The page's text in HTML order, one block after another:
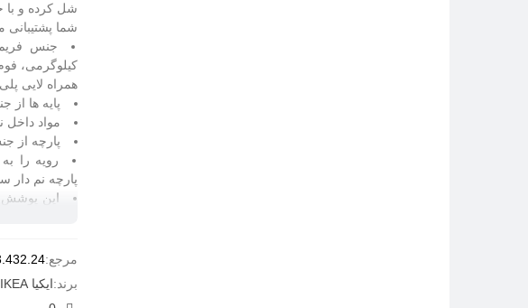
شل کرده و با
شما پشتیبانی
همراه لایی
پایه ها
مواد داخل نشیمن:
پارچه از جنس 100 درصد پلی استر، غیر قابل
رویه را
پارچه نم دار
سایش است.)
ظرفیت تحمل وزن
مرجع:
برند:ایکیا IKEA